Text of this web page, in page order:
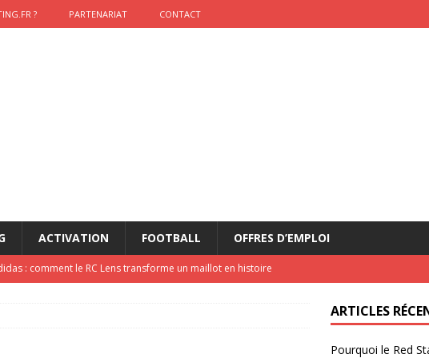
? PARTENARIAT CONTACT
ACTIVATION FOOTBALL OFFRES D’EMPLOI
: comment le RC Lens transforme un maillot en histoire
ARTICLES
Pourquoi le Red